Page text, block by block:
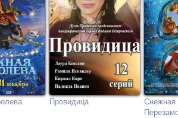
Провидица
Снежная